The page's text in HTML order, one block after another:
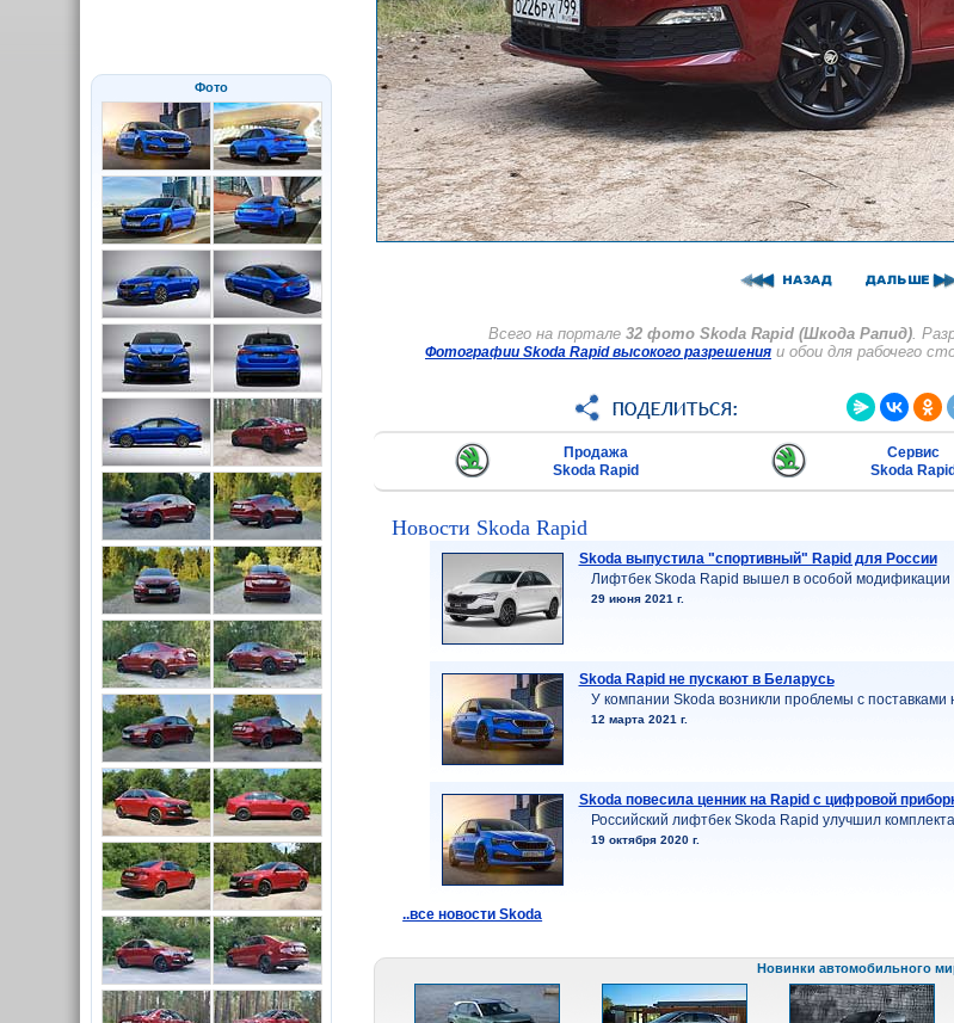
Всего на портале 32 фото Skoda Rapid (Шкода Рапид).
Фотографии Skoda Rapid высокого разрешения и обои для рабочего
Продажа
Skoda Rapid
Сервис
Skoda Rapid
Новости Skoda Rapid
Skoda выпустила "спортивный" Rapid для России
Лифтбек Skoda Rapid вышел в особой модификации
29 июня 2021 г.
Skoda Rapid не пускают в Беларусь
У компании Skoda возникли проблемы с поставками
12 марта 2021 г.
Skoda повесила ценник на Rapid с цифровой
Российский лифтбек Skoda Rapid улучшил
19 октября 2020 г.
..все новости Skoda
Новинки автомобильного
Фото